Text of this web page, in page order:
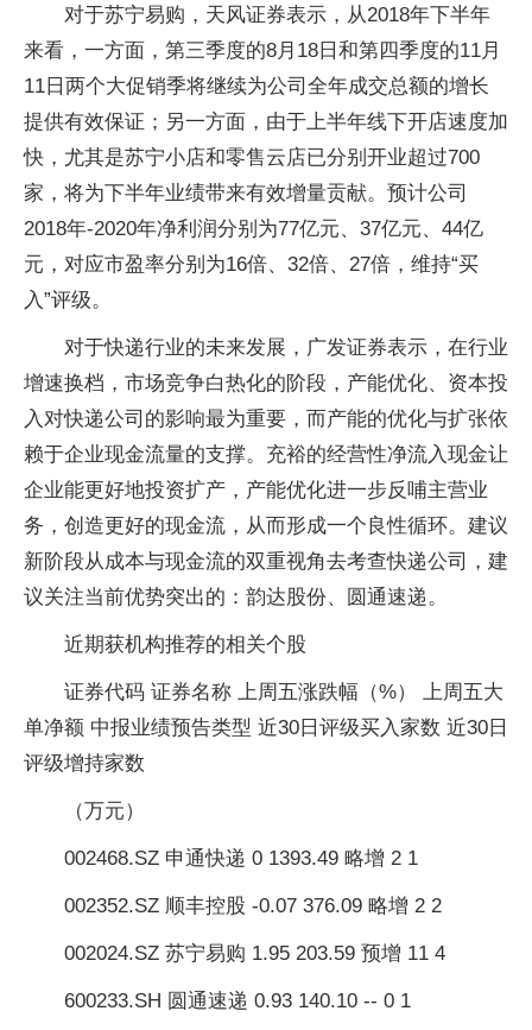
对于苏宁易购，天风证券表示，从2018年下半年
来看，一方面，第三季度的8月18日和第四季度的11月
11日两个大促销季将继续为公司全年成交总额的增长
提供有效保证；另一方面，由于上半年线下开店速度加
快，尤其是苏宁小店和零售云店已分别开业超过700
家，将为下半年业绩带来有效增量贡献。预计公司
2018年-2020年净利润分别为77亿元、37亿元、44亿
元，对应市盈率分别为16倍、32倍、27倍，维持“买
入”评级。
对于快递行业的未来发展，广发证券表示，在行业
增速换档，市场竞争白热化的阶段，产能优化、资本投
入对快递公司的影响最为重要，而产能的优化与扩张依
赖于企业现金流量的支撑。充裕的经营性净流入现金让
企业能更好地投资扩产，产能优化进一步反哺主营业
务，创造更好的现金流，从而形成一个良性循环。建议
新阶段从成本与现金流的双重视角去考查快递公司，建
议关注当前优势突出的：韵达股份、圆通速递。
近期获机构推荐的相关个股
证券代码 证券名称 上周五涨跌幅（%） 上周五大
单净额 中报业绩预告类型 近30日评级买入家数 近30日
评级增持家数
（万元）
002468.SZ 申通快递 0 1393.49 略增 2 1
002352.SZ 顺丰控股 -0.07 376.09 略增 2 2
002024.SZ 苏宁易购 1.95 203.59 预增 11 4
600233.SH 圆通速递 0.93 140.10 -- 0 1